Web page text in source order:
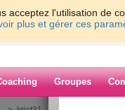
acceptez l'utilisation de
plus et gérer ces
Groupes